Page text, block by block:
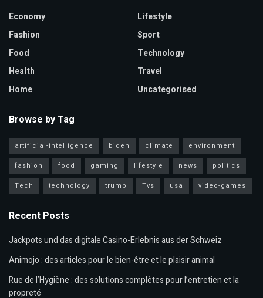
Economy
Fashion
Food
Health
Home
Lifestyle
Sport
Technology
Travel
Uncategorised
Browse by Tag
artificial-intelligence biden climate
environment
fashion
food gaming lifestyle news
politics
Tech
technology trump Tvs usa video-games
Recent Posts
Jackpots und das digitale Casino-Erlebnis aus der Schweiz
Animojo : des articles pour le bien-être et le plaisir animal
Rue de l’Hygiène : des solutions complètes pour l’entretien et la
propreté